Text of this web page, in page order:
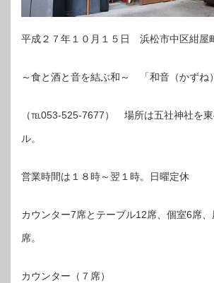
平成２７年１０月１５日 浜松市中区紺屋
～食と酒と音を結ぶ和～ 「和音（かずね
（℡053-525-7677） 場所は五社神社を東
ル。
営業時間は１８時～翌１時。日曜定休
カウンター7席とテーブル12席、個室6席
席。
カウンター（７席）